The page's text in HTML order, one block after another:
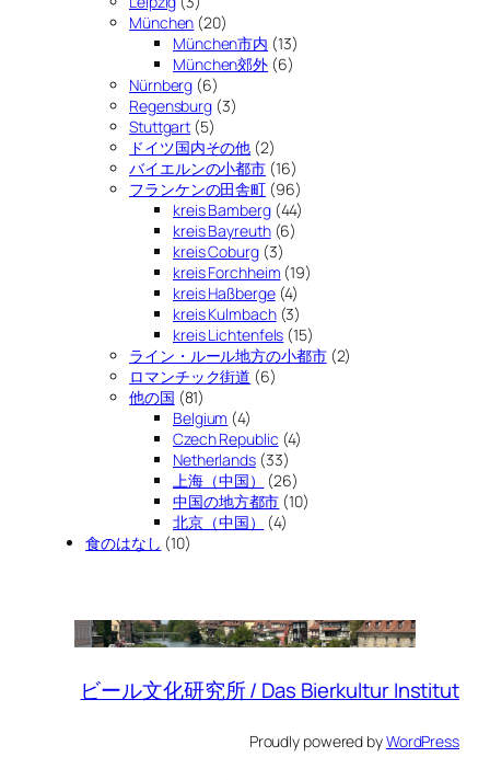
München (20)
München市内 (13)
München郊外 (6)
Nürnberg (6)
Regensburg (3)
Stuttgart (5)
ドイツ国内その他 (2)
バイエルンの小都市 (16)
フランケンの田舎町 (96)
kreis Bamberg(44)
kreis Bayreuth(6)
kreis Coburg(3)
kreis Forchheim (19)
kreis Haßberge(4)
kreis Kulmbach(3)
kreis Lichtenfels (15)
ライン・ルール地方の小都市(2)
ロマンチック街道 (6)
他の国 (81)
Belgium (4)
Czech Republic (4)
Netherlands(33)
上海（中国）
(26)
中国の地方都市 (10)
北京（中国）
(4)
食のはなし (10)
ビール文化研究所 / Das Bierkultur Institut
Proudly powered byWordPress